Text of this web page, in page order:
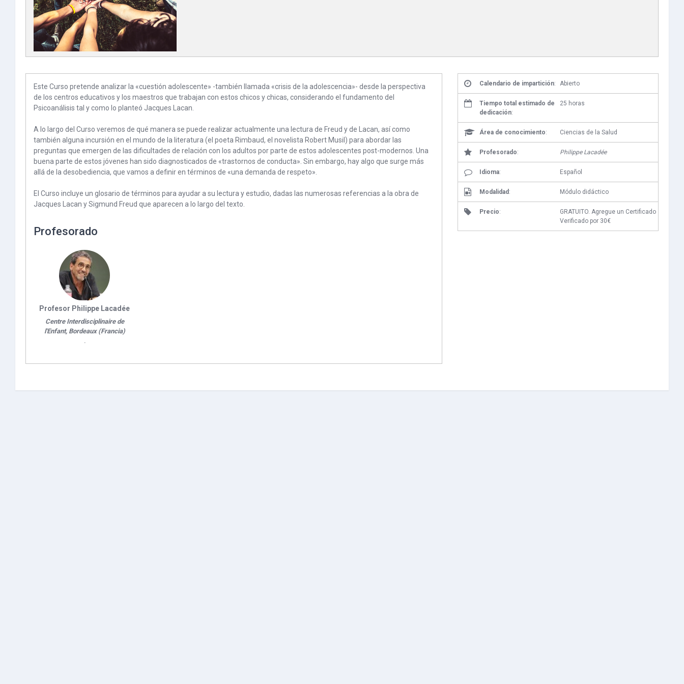
Este Curso pretende analizar la «cuestión adolescente» -también llamada «crisis de la adolescencia»- desde la perspectiva
de los centros educativos y los maestros que trabajan con estos chicos y chicas, considerando el fundamento del
Psicoanálisis tal y como lo planteó Jacques Lacan.
A lo largo del Curso veremos de qué manera se puede realizar actualmente una lectura de Freud y de Lacan, así como
también alguna incursión en el mundo de la literatura (el poeta Rimbaud, el novelista Robert Musil) para abordar las
preguntas que emergen de las dificultades de relación con los adultos por parte de estos adolescentes post-modernos. Una
buena parte de estos jóvenes han sido diagnosticados de «trastornos de conducta». Sin embargo, hay algo que surge más
allá de la desobediencia, que vamos a definir en términos de «una demanda de respeto».
El Curso incluye un glosario de términos para ayudar a su lectura y estudio, dadas las numerosas referencias a la obra de
Jacques Lacan y Sigmund Freud que aparecen a lo largo del texto.
Profesorado
Profesor Philippe Lacadée
Centre Interdisciplinaire de
l'Enfant, Bordeaux (Francia)
Calendario de impartición: Abierto
Tiempo total estimado de
dedicación:
25 horas
Área de conocimiento: Ciencias de la Salud
Profesorado: Philippe Lacadée
Idioma: Español
Modalidad : Módulo didáctico
Precio:
GRATUITO. Agregue un Certificado
Verificado por 30€